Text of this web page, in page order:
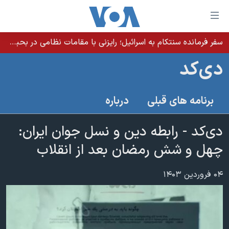
لینکهای
قابل
دسترسی
جهش
به
اصلی
جهش
به
صفحه
اصلی
جهش
به
جستجو
خانه
نسخه سبک وب‌سایت
آمریکا
جهان
گزیده‌ها
ویژه برنامه‌ها
برنامه های تلویزیونی
جدول برنامه ها
صفحه‌های ویژه
عملیات خشم حماسی
۲۵۰سالگی آمریکا
بایگانی برنامه‌های تلویزیونی
پخش رادیویی
سفر فرمانده سنتکام به اسرائیل؛ رایزنی با مقامات نظامی در بحبوحه تلاش‌ها برای توافق با جمهوری اسلامی
دی‌کد
برنامه های قبلی درباره
دی‌کد - رابطه دین و نسل جوان ایران:
چهل و شش رمضان بعد از انقلاب
۰۴ فروردین ۱۴۰۳